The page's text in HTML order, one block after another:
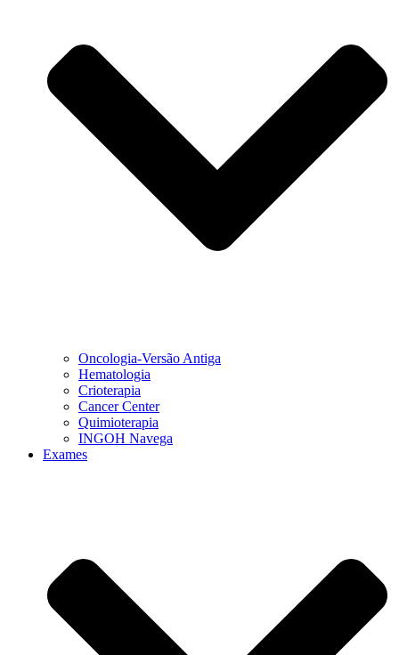
Oncologia-Versão Antiga
Hematologia
Crioterapia
Cancer Center
Quimioterapia
INGOH Navega
Exames